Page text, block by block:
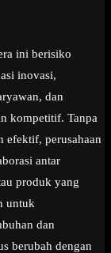
ini berisiko
inovasi,
dan
kompetitif. Tanpa
efektif, perusahaan
antar
produk yang
untuk
dan
berubah dengan